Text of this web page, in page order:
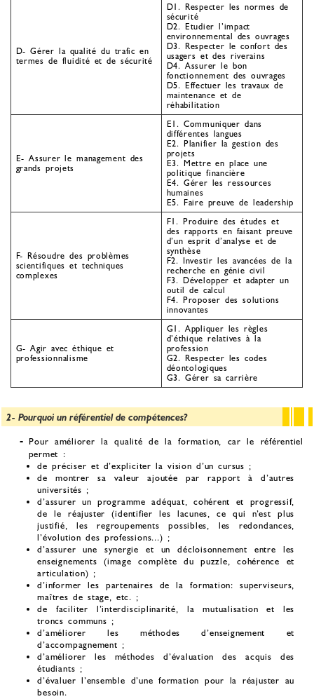
D- Gérer la qualité du trafic en
termes de fluidité et de sécurité
D1. Respecter les normes de
sécurité
D2. Etudier l’impact
environnemental des ouvrages
D3. Respecter le confort des
usagers et des riverains
D4. Assurer le bon
fonctionnement des ouvrages
D5. Effectuer les travaux de
maintenance et de
réhabilitation
E- Assurer le management des
grands projets
E1. Communiquer dans
différentes langues
E2. Planifier la gestion des
projets
E3. Mettre en place une
politique financière
E4. Gérer les ressources
humaines
E5. Faire preuve de leadership
F- Résoudre des problèmes
scientifiques et techniques
complexes
F1. Produire des études et
des rapports en faisant preuve
d’un esprit d’analyse et de
synthèse
F2. Investir les avancées de la
recherche en génie civil
F3. Développer et adapter un
outil de calcul
F4. Proposer des solutions
innovantes
G- Agir avec éthique et
professionnalisme
G1. Appliquer les règles
d’éthique relatives à la
profession
G2. Respecter les codes
déontologiques
G3. Gérer sa carrière
2- Pourquoi un référentiel de compétences?
Pour améliorer la qualité de la formation, car le référentiel
permet :
de préciser et d’expliciter la vision d’un cursus ;
de montrer sa valeur ajoutée par rapport à d’autres
universités ;
d’assurer un programme adéquat, cohérent et progressif,
de le réajuster (identifier les lacunes, ce qui n’est plus
justifié, les regroupements possibles, les redondances,
l’évolution des professions...) ;
d’assurer une synergie et un décloisonnement entre les
enseignements (image complète du puzzle, cohérence et
articulation) ;
d’informer les partenaires de la formation: superviseurs,
maîtres de stage, etc. ;
de faciliter l’interdisciplinarité, la mutualisation et les
troncs communs ;
d’améliorer les méthodes d’enseignement et
d’accompagnement ;
d’améliorer les méthodes d’évaluation des acquis des
étudiants ;
d’évaluer l’ensemble d’une formation pour la réajuster au
besoin.